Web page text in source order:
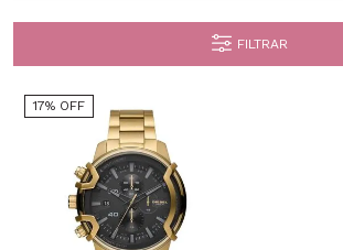
FILTRAR
17% OFF